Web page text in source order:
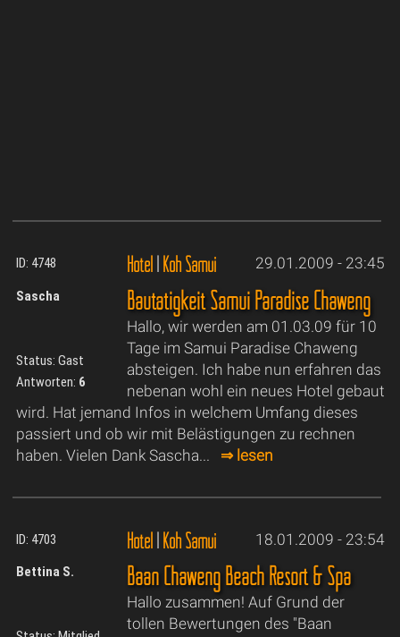
ID: 4748 Hotel|Koh Samui 29.01.2009 - 23:45
Sascha
Status: Gast
Antworten: 6
Bautätigkeit Samui Paradise Chaweng
Hallo, wir werden am 01.03.09 für 10
Tage im Samui Paradise Chaweng
absteigen. Ich habe nun erfahren das
nebenan wohl ein neues Hotel gebaut
wird. Hat jemand Infos in welchem Umfang dieses
passiert und ob wir mit Belästigungen zu rechnen
haben. Vielen Dank Sascha... ⇒ lesen
ID: 4703 Hotel|Koh Samui 18.01.2009 - 23:54
Bettina S. Baan Chaweng Beach Resort & Spa
Hallo zusammen! Auf Grund der
tollen Bewertungen des "Baan